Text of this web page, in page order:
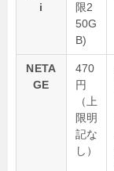
i
限2
50G
B)
NETA
GE
470
円
（上
限明
記な
し）